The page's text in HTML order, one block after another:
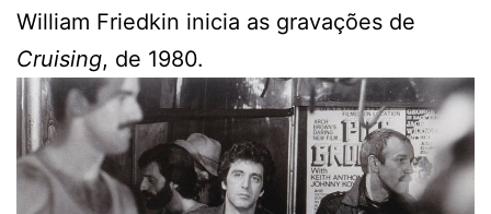
William Friedkin inicia as gravações de
Cruising, de 1980.